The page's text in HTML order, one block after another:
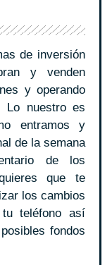
de inversión
y venden
y operando
Lo nuestro es
entramos y
de la semana
de los
que te
los cambios
teléfono así
fondos